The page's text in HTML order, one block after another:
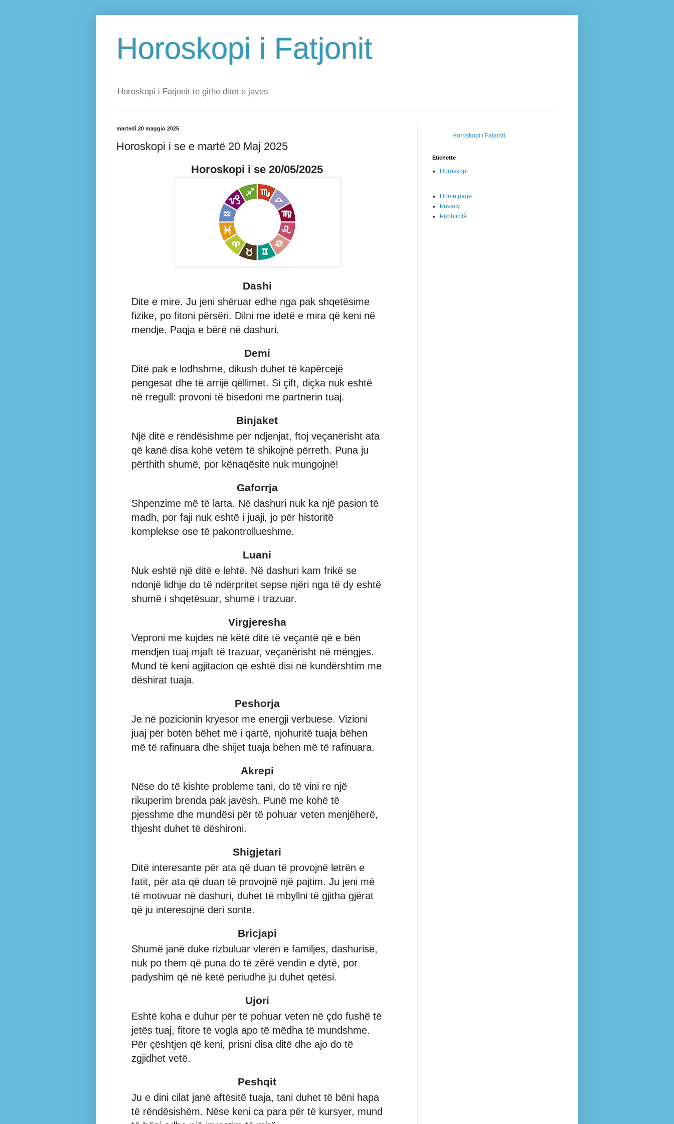
Horoskopi i Fatjonit
Horoskopi i Fatjonit te githe ditet e javes
martedì 20 maggio 2025
Horoskopi i se e martë 20 Maj 2025
Horoskopi i se 20/05/2025
Dashi
Dite e mire. Ju jeni shëruar edhe nga pak shqetësime
fizike, po fitoni përsëri. Dilni me idetë e mira që keni në
mendje. Paqja e bërë në dashuri.
Demi
Ditë pak e lodhshme, dikush duhet të kapërcejë
pengesat dhe të arrijë qëllimet. Si çift, diçka nuk eshtë
në rregull: provoni të bisedoni me partnerin tuaj.
Binjaket
Një ditë e rëndësishme për ndjenjat, ftoj veçanërisht ata
që kanë disa kohë vetëm të shikojnë përreth. Puna ju
përthith shumë, por kënaqësitë nuk mungojnë!
Gaforrja
Shpenzime më të larta. Në dashuri nuk ka një pasion të
madh, por faji nuk eshtë i juaji, jo për historitë
komplekse ose të pakontrollueshme.
Luani
Nuk eshtë një ditë e lehtë. Në dashuri kam frikë se
ndonjë lidhje do të ndërpritet sepse njëri nga të dy eshtë
shumë i shqetësuar, shumë i trazuar.
Virgjeresha
Veproni me kujdes në këtë ditë të veçantë që e bën
mendjen tuaj mjaft të trazuar, veçanërisht në mëngjes.
Mund të keni agjitacion që eshtë disi në kundërshtim me
dëshirat tuaja.
Peshorja
Je në pozicionin kryesor me energji verbuese. Vizioni
juaj për botën bëhet më i qartë, njohuritë tuaja bëhen
më të rafinuara dhe shijet tuaja bëhen më të rafinuara.
Akrepi
Nëse do të kishte probleme tani, do të vini re një
rikuperim brenda pak javësh. Punë me kohë të
pjesshme dhe mundësi për të pohuar veten menjëherë,
thjesht duhet të dëshironi.
Shigjetari
Ditë interesante për ata që duan të provojnë letrën e
fatit, për ata që duan të provojnë një pajtim. Ju jeni më
të motivuar në dashuri, duhet të mbyllni të gjitha gjërat
që ju interesojnë deri sonte.
Bricjapi
Shumë janë duke rizbuluar vlerën e familjes, dashurisë,
nuk po them që puna do të zërë vendin e dytë, por
padyshim që në këtë periudhë ju duhet qetësi.
Ujori
Eshtë koha e duhur për të pohuar veten në çdo fushë të
jetës tuaj, fitore të vogla apo të mëdha të mundshme.
Për çështjen që keni, prisni disa ditë dhe ajo do të
zgjidhet vetë.
Peshqit
Ju e dini cilat janë aftësitë tuaja, tani duhet të bëni hapa
të rëndësishëm. Nëse keni ca para për të kursyer, mund
Horoskopi i Fatjonit
Etichette
Horoskopi
Home page
Privacy
Pubblicità